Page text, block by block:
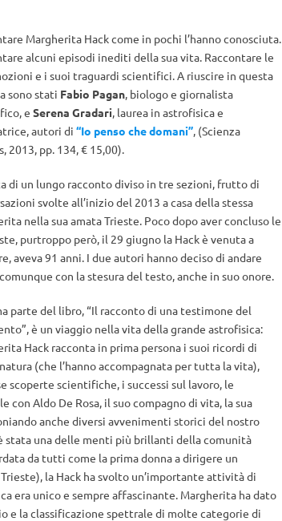
Margherita Hack come in pochi l’hanno conosciuta.
alcuni episodi inediti della sua vita. Raccontare le
e i suoi traguardi scientifici. A riuscire in questa
sono stati Fabio Pagan, biologo e giornalista
e Serena Gradari, laurea in astrofisica e
autori di “Io penso che domani”, (Scienza
2013, pp. 134, € 15,00).
di un lungo racconto diviso in tre sezioni, frutto di
svolte all’inizio del 2013 a casa della stessa
nella sua amata Trieste. Poco dopo aver concluso le
purtroppo però, il 29 giugno la Hack è venuta a
aveva 91 anni. I due autori hanno deciso di andare
con la stesura del testo, anche in suo onore.
parte del libro, “Il racconto di una testimone del
è un viaggio nella vita della grande astrofisica:
Hack racconta in prima persona i suoi ricordi di
(che l’hanno accompagnata per tutta la vita),
scoperte scientifiche, i successi sul lavoro, le
Aldo De Rosa, il suo compagno di vita, la sua
anche diversi avvenimenti storici del nostro
stata una delle menti più brillanti della comunità
da tutti come la prima donna a dirigere un
la Hack ha svolto un’importante attività di
era unico e sempre affascinante. Margherita ha dato
e la classificazione spettrale di molte categorie di